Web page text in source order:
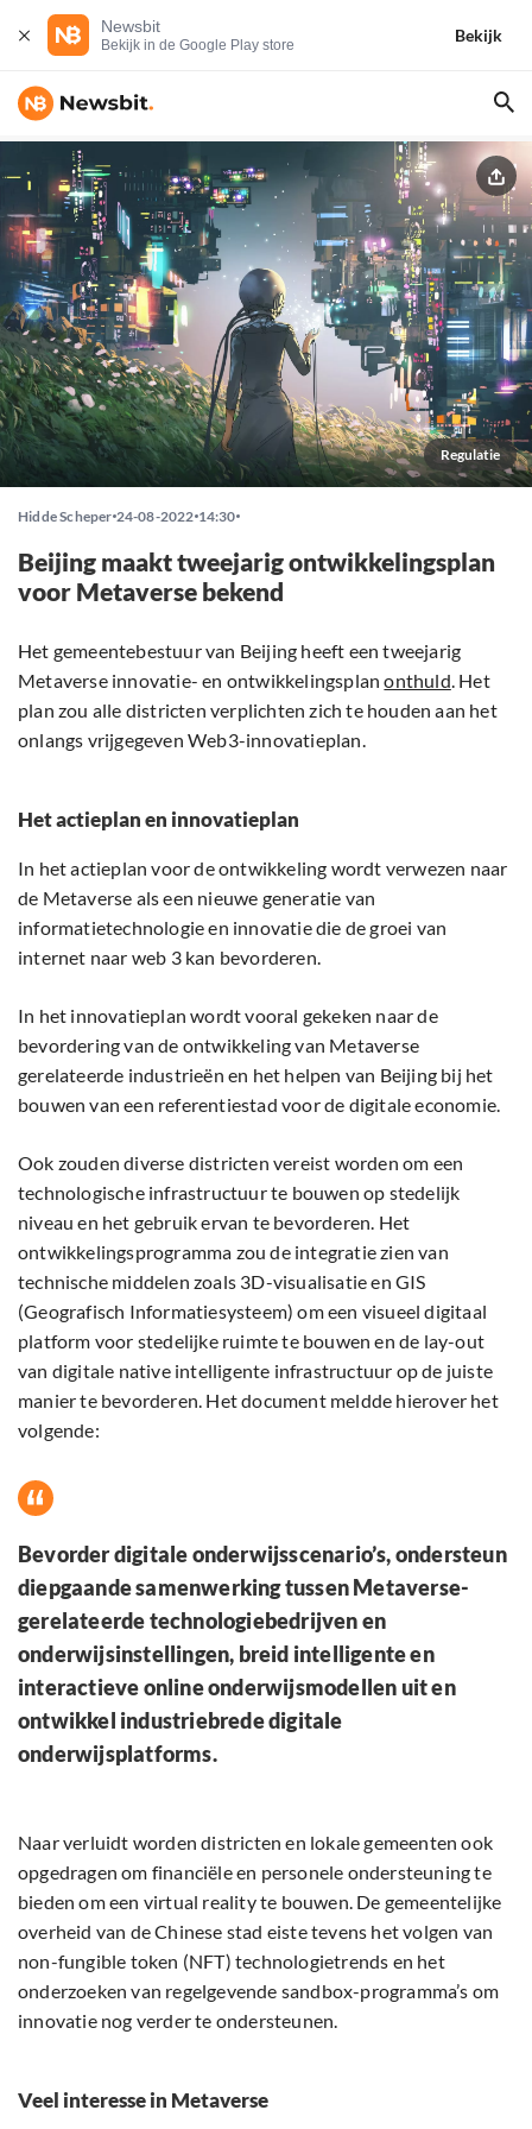
Newsbit
Bekijk in de Google Play store
Bekijk
Regulatie
Hidde Scheper 24-08-2022 14:30
Beijing maakt tweejarig ontwikkelingsplan
voor Metaverse bekend
Het gemeentebestuur van Beijing heeft een tweejarig
Metaverse innovatie- en ontwikkelingsplanonthuld. Het
plan zou alle districten verplichten zich te houden aan het
onlangs vrijgegeven Web3-innovatieplan.
Het actieplan en innovatieplan
In het actieplan voor de ontwikkeling wordt verwezen naar
de Metaverse als een nieuwe generatie van
informatietechnologie en innovatie die de groei van
internet naar web 3 kan bevorderen.
In het innovatieplan wordt vooral gekeken naar de
bevordering van de ontwikkeling van Metaverse
gerelateerde industrieën en het helpen van Beijing bij het
bouwen van een referentiestad voor de digitale economie.
Ook zouden diverse districten vereist worden om een
technologische infrastructuur te bouwen op stedelijk
niveau en het gebruik ervan te bevorderen. Het
ontwikkelingsprogramma zou de integratie zien van
technische middelen zoals 3D-visualisatie en GIS
(Geografisch Informatiesysteem) om een ​​visueel digitaal
platform voor stedelijke ruimte te bouwen en de lay-out
van digitale native intelligente infrastructuur op de juiste
manier te bevorderen. Het document meldde hierover het
volgende:
Bevorder digitale onderwijsscenario’s, ondersteun
diepgaande samenwerking tussen Metaverse-
gerelateerde technologiebedrijven en
onderwijsinstellingen, breid intelligente en
interactieve online onderwijsmodellen uit en
ontwikkel industriebrede digitale
onderwijsplatforms.
Naar verluidt worden districten en lokale gemeenten ook
opgedragen om financiële en personele ondersteuning te
bieden om een ​​virtual reality te bouwen. De gemeentelijke
overheid van de Chinese stad eiste tevens het volgen van
non-fungible token (NFT) technologietrends en het
onderzoeken van regelgevende sandbox-programma’s om
innovatie nog verder te ondersteunen.
Veel interesse in Metaverse